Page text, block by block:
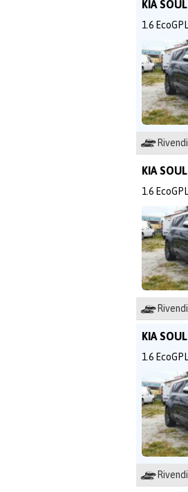
KIA SOUL
1.6
KIA SOUL
1.6
KIA SOUL
1.6